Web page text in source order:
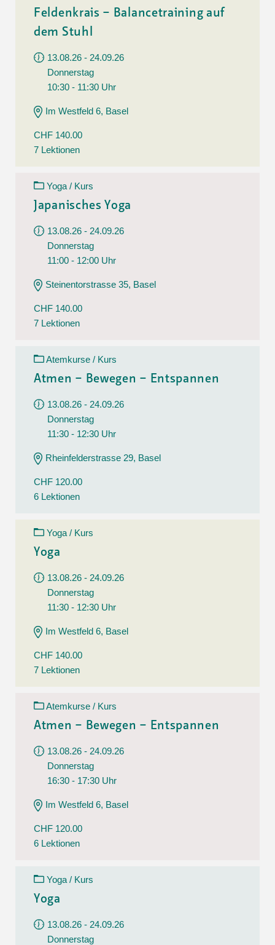
Feldenkrais – Balancetraining auf
dem Stuhl
13.08.26 - 24.09.26
Donnerstag
10:30 - 11:30 Uhr
Im Westfeld 6, Basel
CHF 140.00
7 Lektionen
Yoga / Kurs
Japanisches Yoga
13.08.26 - 24.09.26
Donnerstag
11:00 - 12:00 Uhr
Steinentorstrasse 35, Basel
CHF 140.00
7 Lektionen
Atemkurse / Kurs
Atmen – Bewegen – Entspannen
13.08.26 - 24.09.26
Donnerstag
11:30 - 12:30 Uhr
Rheinfelderstrasse 29, Basel
CHF 120.00
6 Lektionen
Yoga / Kurs
Yoga
13.08.26 - 24.09.26
Donnerstag
11:30 - 12:30 Uhr
Im Westfeld 6, Basel
CHF 140.00
7 Lektionen
Atemkurse / Kurs
Atmen – Bewegen – Entspannen
13.08.26 - 24.09.26
Donnerstag
16:30 - 17:30 Uhr
Im Westfeld 6, Basel
CHF 120.00
6 Lektionen
Yoga / Kurs
Yoga
13.08.26 - 24.09.26
Donnerstag